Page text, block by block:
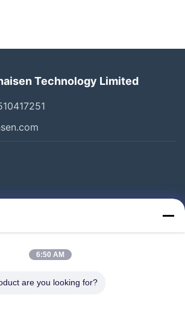
Technology Limited
6:50 AM
are you looking for?